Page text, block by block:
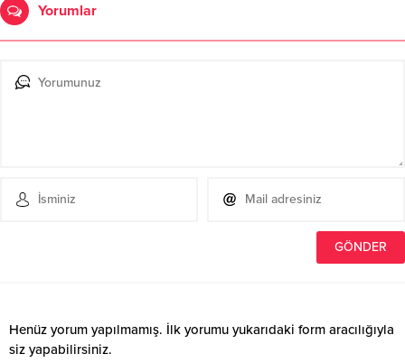
Yorumlar
Henüz yorum yapılmamış. İlk yorumu yukarıdaki form aracılığıyla
siz yapabilirsiniz.